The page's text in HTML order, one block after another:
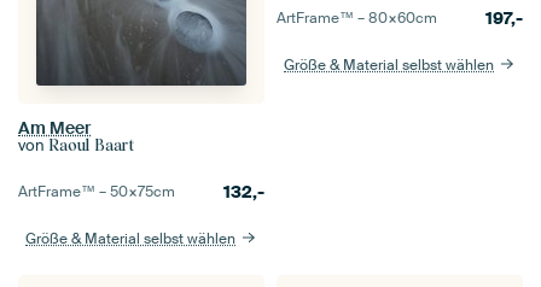
Am Meer
von Raoul Baart
ArtFrame™ –50×75cm 132,-
Größe & Material selbst wählen
ArtFrame™ –80×60cm 197,-
Größe & Material selbst wählen